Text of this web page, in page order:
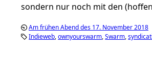
sondern nur noch mit den
Am frühen Abend des 17. November 2018
Indieweb ownyourswarm Swarm